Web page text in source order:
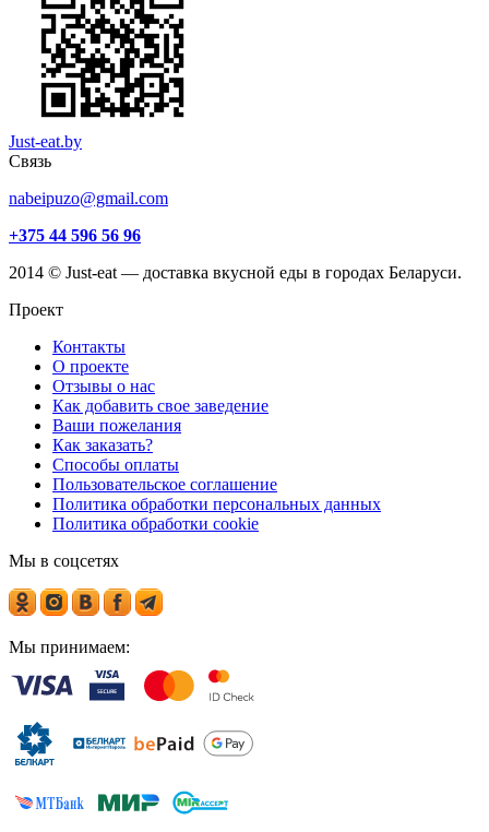
Just-eat.by
Связь
nabeipuzo@gmail.com
+375 44 596 56 96
2014 © Just-eat — доставка вкусной еды в городах Беларуси.
Проект
Контакты
О проекте
Отзывы о нас
Как добавить свое заведение
Ваши пожелания
Как заказать?
Способы оплаты
Пользовательское соглашение
Политика обработки персональных данных
Политика обработки cookie
Мы в соцсетях
Мы принимаем: